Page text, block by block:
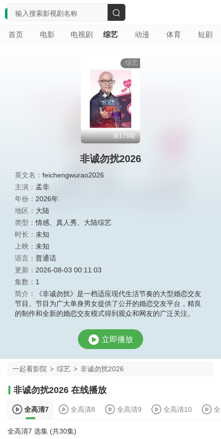
首页 电影 电视剧 综艺 动漫 体育 短剧
搜
综艺
第178期
非诚勿扰2026
英文名： feichengwurao2026
主演： 孟非
年份： 2026年
地区： 大陆
类型：情感 真人秀
大陆综艺
时长： 未知
上映： 未知
语言： 普通话
更新： 2026-08-03 00:11:03
集数： 1
简介：
《非诚勿扰》是一档适应现代生活节奏的大型婚恋交友
节目。节目为广大单身男女提供了公开的婚恋交友平台，精良
的制作和全新的婚恋交友模式得到观众和网友的广泛关注。
立即播放
一起看影院 > 综艺 > 非诚勿扰2026
非诚勿扰2026 在线播放
全高清7 全高清8 全高清9 全高清10
全高清7 选集 (共30集)